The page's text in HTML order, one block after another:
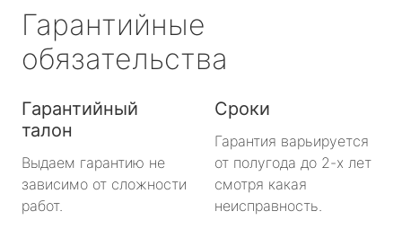
Гарантийные
обязательства
Гарантийный
талон
Выдаем гарантию не
зависимо от сложности
работ.
Сроки
Гарантия варьируется
от полугода до 2-х лет
смотря какая
неисправность.